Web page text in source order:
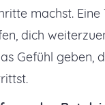
machst.
dich
Gefühl geben,